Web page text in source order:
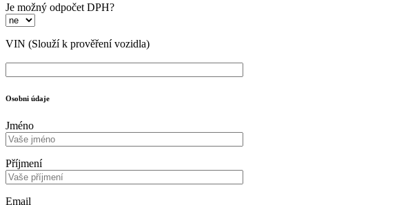
Je možný odpočet DPH?
VIN (Slouží k prověření vozidla)
Osobni údaje
Jméno
Příjmení
Email